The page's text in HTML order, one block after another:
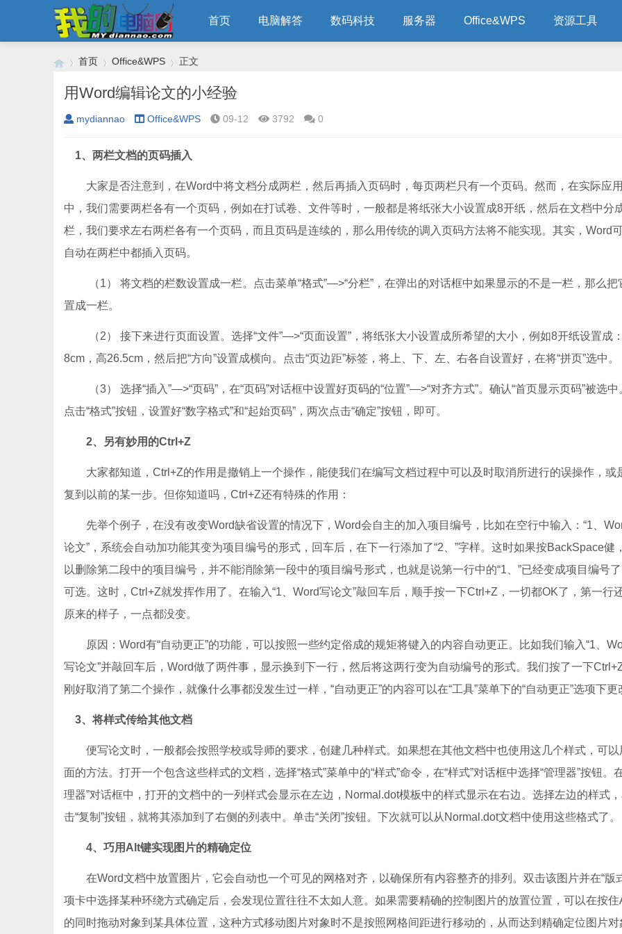
首页 电脑解答 数码科技 服务器 Office&WPS 资源工具
›
首页
›
Office&WPS
›
正文
用Word编辑论文的小经验
mydiannao Office&WPS 09-12 3792 0
1、两栏文档的页码插入
大家是否注意到，在Word中将文档分成两栏，然后再插入页码时，每页两栏只有一个页码。然而，在实际应
中，我们需要两栏各有一个页码，例如在打试卷、文件等时，一般都是将纸张大小设置成8开纸，然后在文档中分
栏，我们要求左右两栏各有一个页码，而且页码是连续的，那么用传统的调入页码方法将不能实现。其实，Word
自动在两栏中都插入页码。
（1） 将文档的栏数设置成一栏。点击菜单“格式”—>“分栏”，在弹出的对话框中如果显示的不是一栏，那么把
置成一栏。
（2） 接下来进行页面设置。选择“文件”—>“页面设置”，将纸张大小设置成所希望的大小，例如8开纸设置成
8cm，高26.5cm，然后把“方向”设置成横向。点击“页边距”标签，将上、下、左、右各自设置好，在将“拼页”选中。
（3） 选择“插入”—>“页码”，在“页码”对话框中设置好页码的“位置”—>“对齐方式”。确认“首页显示页码”被选中
点击“格式”按钮，设置好“数字格式”和“起始页码”，两次点击“确定”按钮，即可。
2、另有妙用的Ctrl+Z
大家都知道，Ctrl+Z的作用是撤销上一个操作，能使我们在编写文档过程中可以及时取消所进行的误操作，或
复到以前的某一步。但你知道吗，Ctrl+Z还有特殊的作用：
先举个例子，在没有改变Word缺省设置的情况下，Word会自主的加入项目编号，比如在空行中输入：“1、
论文”，系统会自动加功能其变为项目编号的形式，回车后，在下一行添加了“2、”字样。这时如果按BackSpace健
以删除第二段中的项目编号，并不能消除第一段中的项目编号形式，也就是说第一行中的“1、”已经变成项目编号
可选。这时，Ctrl+Z就发挥作用了。在输入“1、Word写论文”敲回车后，顺手按一下Ctrl+Z，一切都OK了，第一行
原来的样子，一点都没变。
原因：Word有“自动更正”的功能，可以按照一些约定俗成的规矩将键入的内容自动更正。比如我们输入“1、
写论文”并敲回车后，Word做了两件事，显示换到下一行，然后将这两行变为自动编号的形式。我们按了一下
刚好取消了第二个操作，就像什么事都没发生过一样，“自动更正”的内容可以在“工具”菜单下的“自动更正”选项下更
3、将样式传给其他文档
便写论文时，一般都会按照学校或导师的要求，创建几种样式。如果想在其他文档中也使用这几个样式，可以
面的方法。打开一个包含这些样式的文档，选择“格式”菜单中的“样式”命令，在“样式”对话框中选择“管理器”按钮。
理器”对话框中，打开的文档中的一列样式会显示在左边，Normal.dot模板中的样式显示在右边。选择左边的样式
击“复制”按钮，就将其添加到了右侧的列表中。单击“关闭”按钮。下次就可以从Normal.dot文档中使用这些格式了。
4、巧用Alt键实现图片的精确定位
在Word文档中放置图片，它会自动也一个可见的网格对齐，以确保所有内容整齐的排列。双击该图片并在“版
项卡中选择某种环绕方式确定后，会发现位置往往不太如人意。如果需要精确的控制图片的放置位置，可以在按住
的同时拖动对象到某具体位置，这种方式移动图片对象时不是按照网格间距进行移动的，从而达到精确定位图片对